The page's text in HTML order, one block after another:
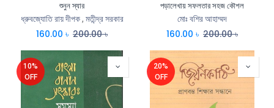
শুনুন স্যার
ধ্রুবজ্যোতি রায় দীপক , মতীন্দ্র সরকার
160.00 ৳ 200.00৳
পড়ালেখায় সফলতার সহজ কৌশল
মোঃ বশির আহাম্মদ
160.00 ৳ 200.00৳
10%
OFF
20%
OFF